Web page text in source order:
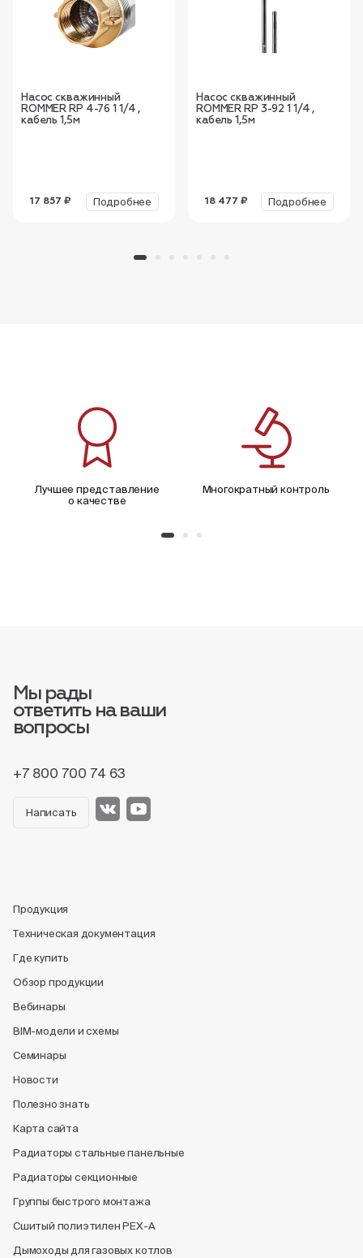
Насос скважинный
ROMMER RP 4-76 1 1/4 ,
кабель 1,5м
17 857 ₽ Подробнее
Насос скважинный
ROMMER RP 3-92 1 1/4 ,
кабель 1,5м
18 477 ₽ Подробнее
Лучшее представление
о качестве
Многократный контроль
Мы рады
ответить на ваши
вопросы
+7 800 700 74 63
Написать
Продукция
Техническая документация
Где купить
Обзор продукции
Вебинары
BIM-модели и схемы
Семинары
Новости
Полезно знать
Карта сайта
Радиаторы стальные панельные
Радиаторы секционные
Группы быстрого монтажа
Сшитый полиэтилен PEX-A
Дымоходы для газовых котлов